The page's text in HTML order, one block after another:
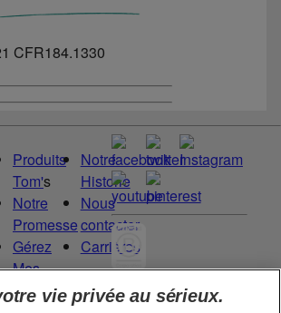
CFR184.1330
Produits
Tom's
Notre
Promesse
Gérez
Mes
Droits
Notre
Historie
Nous
contacter
Carrières
Committed to
vie privée au sérieux.